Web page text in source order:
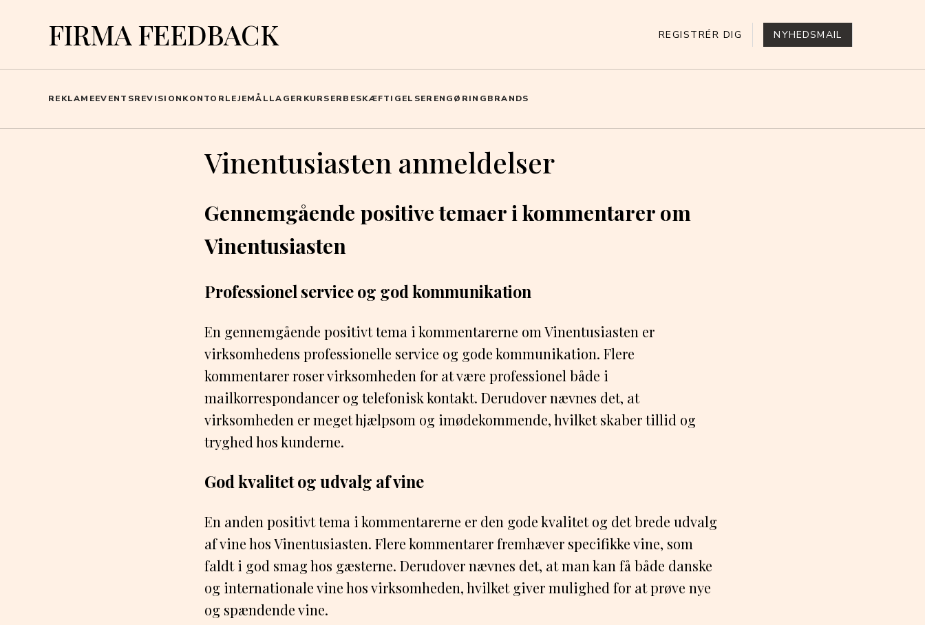
FIRMA FEEDBACK REGISTRÉR DIG NYHEDSMAIL
REKLAMEEVENTSREVISIONKONTORLEJEMÅLLAGERKURSERBESKÆFTIGELSERENGØRINGBRANDS
Vinentusiasten anmeldelser
Gennemgående positive temaer i kommentarer om
Vinentusiasten
Professionel service og god kommunikation
En gennemgående positivt tema i kommentarerne om Vinentusiasten er
virksomhedens professionelle service og gode kommunikation. Flere
kommentarer roser virksomheden for at være professionel både i
mailkorrespondancer og telefonisk kontakt. Derudover nævnes det, at
virksomheden er meget hjælpsom og imødekommende, hvilket skaber tillid og
tryghed hos kunderne.
God kvalitet og udvalg af vine
En anden positivt tema i kommentarerne er den gode kvalitet og det brede udvalg
af vine hos Vinentusiasten. Flere kommentarer fremhæver specifikke vine, som
faldt i god smag hos gæsterne. Derudover nævnes det, at man kan få både danske
og internationale vine hos virksomheden, hvilket giver mulighed for at prøve nye
og spændende vine.